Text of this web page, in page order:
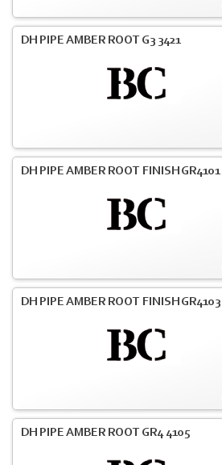
DH PIPE AMBER ROOT G3 3421
DH PIPE AMBER ROOT FINISH GR4101
DH PIPE AMBER ROOT FINISH GR4103
DH PIPE AMBER ROOT GR4 4105